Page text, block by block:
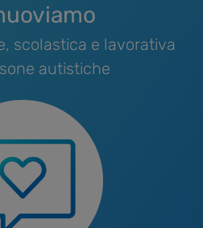
scolastica e lavorativa
autistiche